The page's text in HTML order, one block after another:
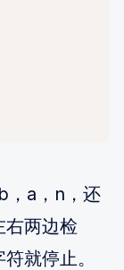
，a，n，还
右两边检
就停止。